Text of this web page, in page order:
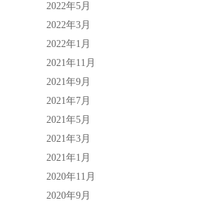
2022年5月
2022年3月
2022年1月
2021年11月
2021年9月
2021年7月
2021年5月
2021年3月
2021年1月
2020年11月
2020年9月